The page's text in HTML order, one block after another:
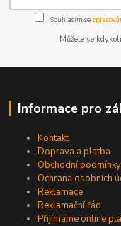
Souhlasím se
Můžete se
Informace pro
Kontakt
Doprava a platba
Obchodní podmínky
Ochrana osobních
Reklamace
Reklamační řád
Přijímáme online